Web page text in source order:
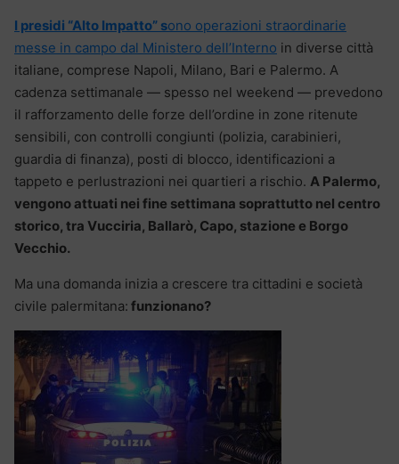
I presidi “Alto Impatto” sono operazioni straordinarie
messe in campo dal Ministero dell’Interno in diverse città
italiane, comprese Napoli, Milano, Bari e Palermo. A
cadenza settimanale — spesso nel weekend — prevedono
il rafforzamento delle forze dell’ordine in zone ritenute
sensibili, con controlli congiunti (polizia, carabinieri,
guardia di finanza), posti di blocco, identificazioni a
tappeto e perlustrazioni nei quartieri a rischio. A Palermo,
vengono attuati nei fine settimana soprattutto nel centro
storico, tra Vucciria, Ballarò, Capo, stazione e Borgo
Vecchio.
Ma una domanda inizia a crescere tra cittadini e società
civile palermitana: funzionano?